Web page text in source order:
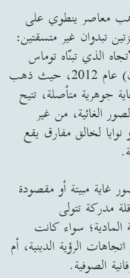
معاصر ينطوي على
تبدوان غير متسقتين:
الذي تبنّاه توماس
ناجل في كتابه (العقل والكون) عام 2012، حيث ذهب
جوهرية متأصلة، تتيح
الغائية، من غير
لخالق مفارق يقع
مبيتة أو مقصودة
مدركة تتولى
المادية؛ سواء كانت
الرؤية الدينية، أم
الصوفية.